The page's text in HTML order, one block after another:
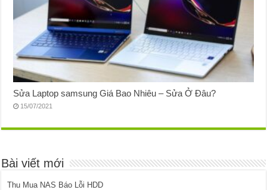
Sửa Laptop samsung Giá Bao Nhiêu – Sửa Ở Đâu?
15/07/2021
Bài viết mới
Thu Mua NAS Báo Lỗi HDD